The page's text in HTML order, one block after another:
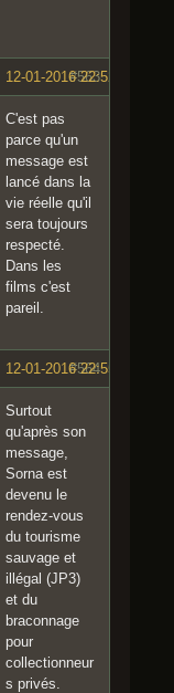
#563
12-01-2016 22:52:02
C'est pas
parce qu'un
message est
lancé dans la
vie réelle qu'il
sera toujours
respecté.
Dans les
films c'est
pareil.
#564
12-01-2016 22:55:25
Surtout
qu'après son
message,
Sorna est
devenu le
rendez-vous
du tourisme
sauvage et
illégal (JP3)
et du
braconnage
pour
collectionneur
s privés.